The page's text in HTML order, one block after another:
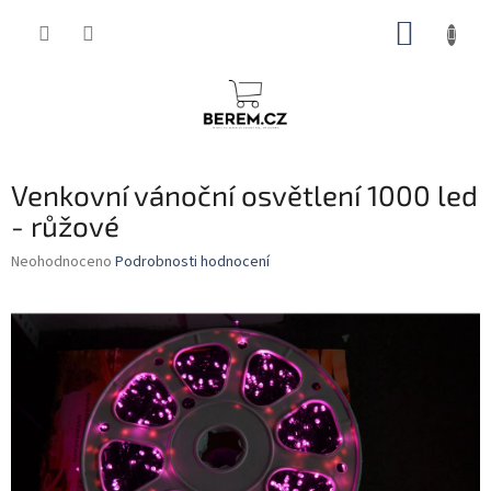
Venkovní vánoční osvětlení 1000 led
- růžové
Průměrné
je
hvězdiček.
Neohodnoceno Podrobnosti hodnocení